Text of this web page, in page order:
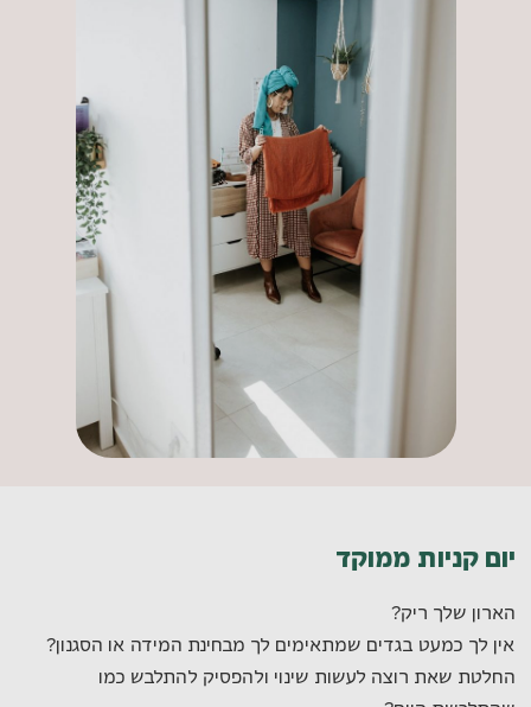
יום קניות ממוקד
הארון שלך ריק?
אין לך כמעט בגדים שמתאימים לך מבחינת המידה או הסגנון?
החלטת שאת רוצה לעשות שינוי ולהפסיק להתלבש כמו